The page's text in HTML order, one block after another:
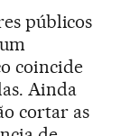
públicos
coincide
Ainda
cortar as